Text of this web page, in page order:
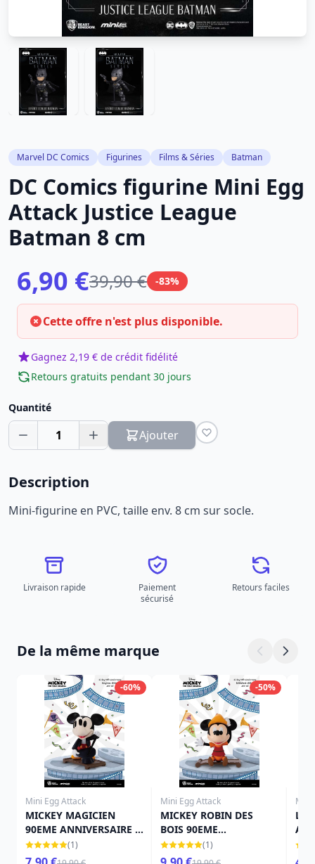
Marvel DC Comics Figurines Films & Séries Batman
DC Comics figurine Mini Egg
Attack Justice League
Batman 8 cm
6,90 €39,90 € -83%
Cette offre n'est plus disponible.
Gagnez 2,19 € de crédit fidélité
Retours gratuits pendant 30 jours
Quantité
1 Ajouter
Description
Mini-figurine en PVC, taille env. 8 cm sur socle.
Livraison rapide
Paiement
sécurisé
Retours faciles
De la même marque
-60%
Mini Egg Attack
MICKEY MAGICIEN
90EME ANNIVERSAIRE -
DISNEY MINI EGG
ATTACK
(1)
-50%
Mini Egg Attack
MICKEY ROBIN DES
BOIS 90EME
ANNIVERSAIRE - DISNEY
MINI EGG ATTACK
(1)
Mini